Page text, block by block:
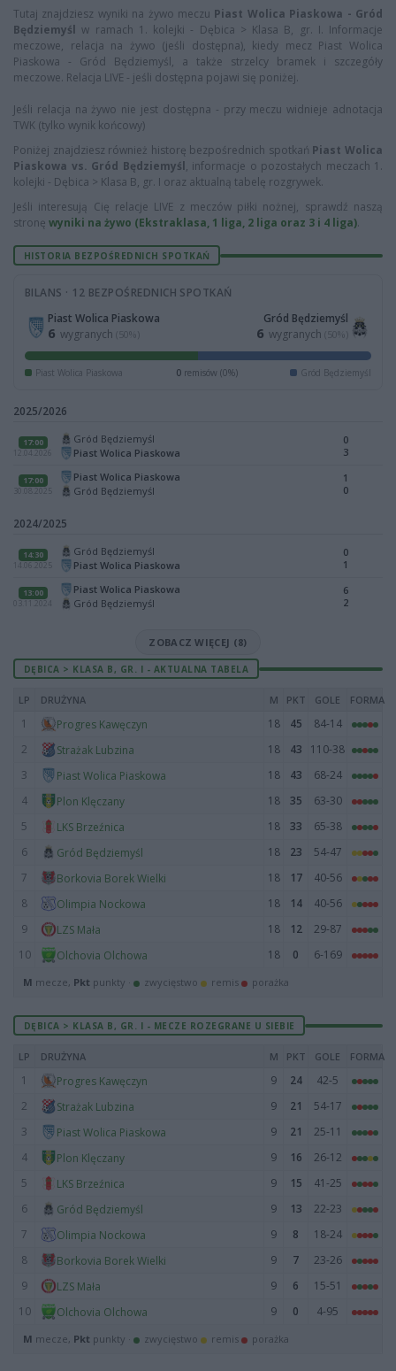
Tutaj znajdziesz wyniki na żywo meczu Piast Wolica Piaskowa - Gród
Będziemyśl w ramach 1. kolejki - Dębica > Klasa B, gr. I. Informacje
meczowe, relacja na żywo (jeśli dostępna), kiedy mecz Piast Wolica
Piaskowa - Gród Będziemyśl, a także strzelcy bramek i szczegóły
meczowe. Relacja LIVE - jeśli dostępna pojawi się poniżej.
Jeśli relacja na żywo nie jest dostępna - przy meczu widnieje adnotacja
TWK (tylko wynik końcowy)
Poniżej znajdziesz również historę bezpośrednich spotkań Piast Wolica
Piaskowa vs. Gród Będziemyśl, informacje o pozostałych meczach 1.
kolejki - Dębica > Klasa B, gr. I oraz aktualną tabelę rozgrywek.
Jeśli interesują Cię relacje LIVE z meczów piłki nożnej, sprawdź naszą
stronę wyniki na żywo (Ekstraklasa, 1 liga, 2 liga oraz 3 i 4 liga).
HISTORIA BEZPOŚREDNICH SPOTKAŃ
BILANS · 12 BEZPOŚREDNICH SPOTKAŃ
Piast Wolica Piaskowa
6 wygranych (50%)
Gród Będziemyśl
6 wygranych (50%)
Piast Wolica Piaskowa 0remisów (0%) Gród Będziemyśl
2025/2026
17:00
12.04.2026
Gród Będziemyśl
Piast Wolica Piaskowa
0
3
17:00
30.08.2025
Piast Wolica Piaskowa
Gród Będziemyśl
1
0
2024/2025
14:30
14.06.2025
Gród Będziemyśl
Piast Wolica Piaskowa
0
1
13:00
03.11.2024
Piast Wolica Piaskowa
Gród Będziemyśl
6
2
ZOBACZ WIĘCEJ (8)
DĘBICA > KLASA B, GR. I - AKTUALNA TABELA
LP DRUŻYNA M PKT GOLE FORMA
1 Progres Kawęczyn 18 45
84-14
2
Strażak Lubzina 18 43
110-38
3
Piast Wolica Piaskowa 18 43
68-24
4
Plon Klęczany 18 35
63-30
5
LKS Brzeźnica 18 33
65-38
6
Gród Będziemyśl 18 23
54-47
7
Borkovia Borek Wielki 18 17
40-56
8
Olimpia Nockowa 18 14
40-56
9
LZS Mała 18 12
29-87
10
Olchovia Olchowa 18 0 6-169
M mecze, Pkt punkty · zwycięstwo remis porażka
DĘBICA > KLASA B, GR. I - MECZE ROZEGRANE U SIEBIE
LP DRUŻYNA M PKT GOLE FORMA
1 Progres Kawęczyn 9 24
42-5
2
Strażak Lubzina 9 21
54-17
3
Piast Wolica Piaskowa 9 21
25-11
4
Plon Klęczany 9 16
26-12
5
LKS Brzeźnica 9 15
41-25
6
Gród Będziemyśl 9 13
22-23
7
Olimpia Nockowa 9 8
18-24
8
Borkovia Borek Wielki 9 7
23-26
9
LZS Mała 9 6
15-51
10
Olchovia Olchowa 9 0 4-95
M mecze, Pkt punkty · zwycięstwo remis porażka